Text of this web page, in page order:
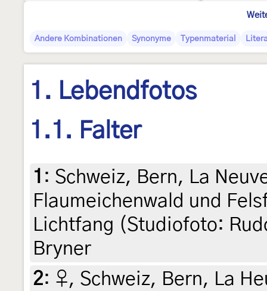
Andere Kombinationen Synonyme Typenmaterial
1. Lebendfotos
1.1. Falter
1 : Schweiz, Bern, La
Flaumeichenwald und
Lichtfang (Studiofoto:
Bryner
2: ♀, Schweiz, Bern, La